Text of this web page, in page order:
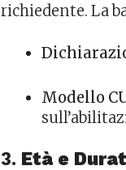
richiedente. La
Modello
3. Età e